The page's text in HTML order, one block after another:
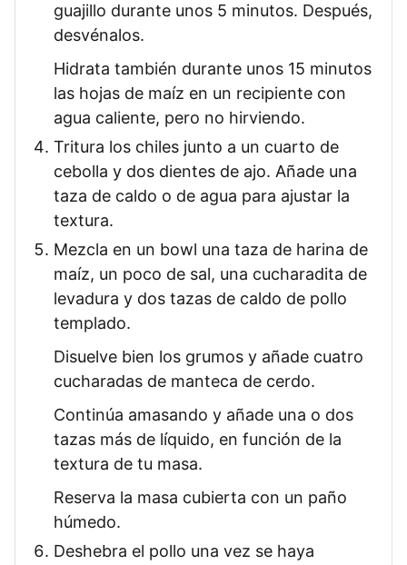
guajillo durante unos 5 minutos. Después,
desvénalos.
Hidrata también durante unos 15 minutos
las hojas de maíz en un recipiente con
agua caliente, pero no hirviendo.
Tritura los chiles junto a un cuarto de
cebolla y dos dientes de ajo. Añade una
taza de caldo o de agua para ajustar la
textura.
Mezcla en un bowl una taza de harina de
maíz, un poco de sal, una cucharadita de
levadura y dos tazas de caldo de pollo
templado.
Disuelve bien los grumos y añade cuatro
cucharadas de manteca de cerdo.
Continúa amasando y añade una o dos
tazas más de líquido, en función de la
textura de tu masa.
Reserva la masa cubierta con un paño
húmedo.
Deshebra el pollo una vez se haya